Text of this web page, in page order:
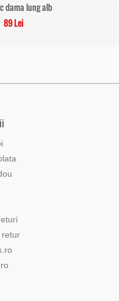
dama lung alb
89 Lei
retur